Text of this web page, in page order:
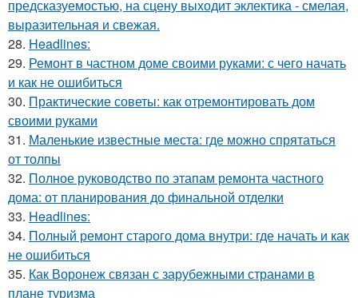
предсказуемостью, на сцену выходит эклектика - смелая,
выразительная и свежая.
28. Headlines:
29. Ремонт в частном доме своими руками: с чего начать
и как не ошибиться
30. Практические советы: как отремонтировать дом
своими руками
31. Маленькие известные места: где можно спрятаться
от толпы
32. Полное руководство по этапам ремонта частного
дома: от планирования до финальной отделки
33. Headlines:
34. Полный ремонт старого дома внутри: где начать и как
не ошибиться
35. Как Воронеж связан с зарубежными странами в
плане туризма